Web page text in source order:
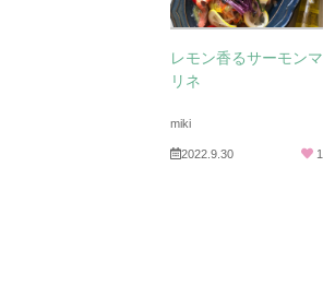
レモン香るサーモンマ
リネ
miki
2022.9.30 1